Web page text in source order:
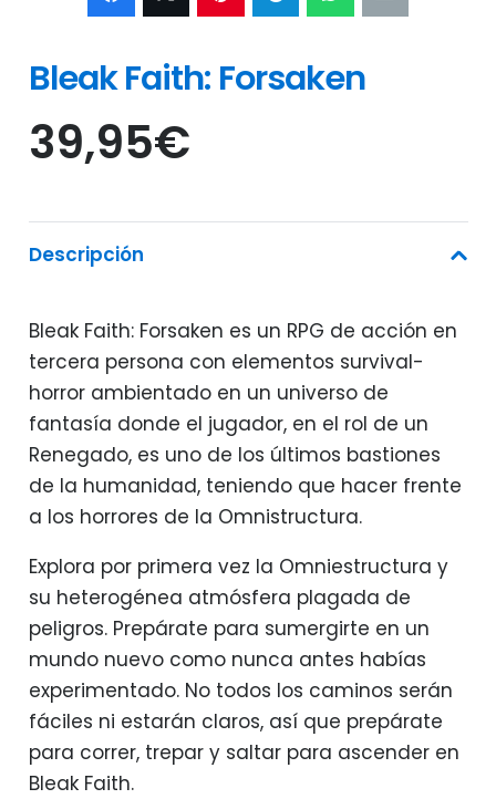
Bleak Faith: Forsaken
39,95€
Descripción
Bleak Faith: Forsaken es un RPG de acción en
tercera persona con elementos survival-
horror ambientado en un universo de
fantasía donde el jugador, en el rol de un
Renegado, es uno de los últimos bastiones
de la humanidad, teniendo que hacer frente
a los horrores de la Omnistructura.
Explora por primera vez la Omniestructura y
su heterogénea atmósfera plagada de
peligros. Prepárate para sumergirte en un
mundo nuevo como nunca antes habías
experimentado. No todos los caminos serán
fáciles ni estarán claros, así que prepárate
para correr, trepar y saltar para ascender en
Bleak Faith.